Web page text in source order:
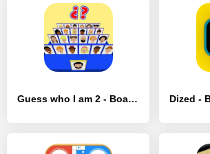
Guess who I am 2 - Board games - [MOD Много денег]